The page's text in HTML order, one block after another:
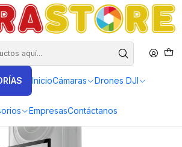
InicioCámaras Drones DJI
EmpresasContáctanos
EXCLUSIVOS INSTA360, GOPRO, DJI
Cámaras de Acción y Deporte
Cámara Insta360 X5
Original para Insta360 X5